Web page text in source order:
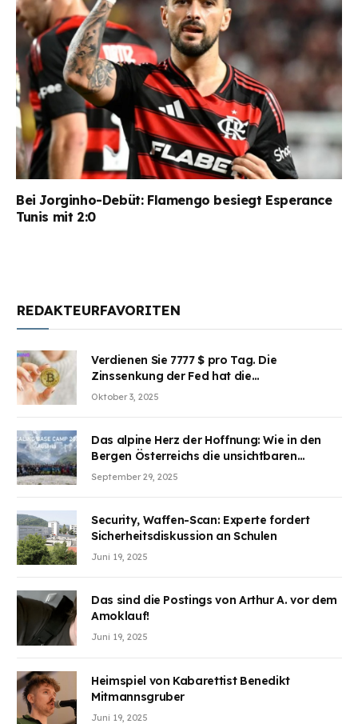
Bei Jorginho-Debüt: Flamengo besiegt Esperance
Tunis mit 2:0
REDAKTEURFAVORITEN
Verdienen Sie 7777 $ pro Tag. Die
Zinssenkung der Fed hat die
Aufmerksamkeit des Marktes erregt.
Oktober 3, 2025
Das alpine Herz der Hoffnung: Wie in den
Bergen Österreichs die unsichtbaren
Wunden des Kriegesheilen
September 29, 2025
Security, Waffen-Scan: Experte fordert
Sicherheitsdiskussion an Schulen
Juni 19, 2025
Das sind die Postings von Arthur A. vor dem
Amoklauf!
Juni 19, 2025
Heimspiel von Kabarettist Benedikt
Mitmannsgruber
Juni 19, 2025